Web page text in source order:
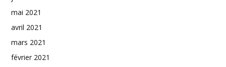
mai 2021
avril 2021
mars 2021
février 2021